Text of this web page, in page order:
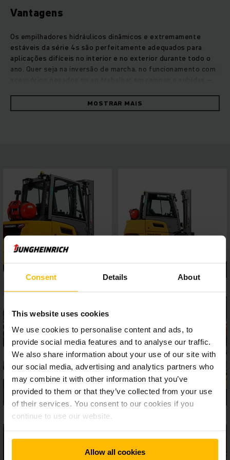
Consent Details About
This website uses cookies
We use cookies to personalise content and ads, to
provide social media features and to analyse our traffic.
We also share information about your use of our site with
our social media, advertising and analytics partners who
may combine it with other information that you’ve
provided to them or that they’ve collected from your use
of their services. You consent to our cookies if you
continue to use our website.
Allow all cookies
Vantagens
Os empilhadores hidráulicos dinâmicos e extremamente
estáveis da série 4s são perfeitamente adequados para
aplicações difíceis no interior e no exterior durante todo o
ano. Quer seja na inversão de marcha, no funcionamento com
estabilidade. Os equipamentos robustos convencem pela
manobrabilidade rápida e fiável com a máxima eficiência
de primeira classe. Um visor de 4 polegadas com cinco
programas de marcha selecionáveis e sistemas de
assistência facilmente conectáveis por interface permitem a
adaptação flexível a inúmeros requisitos de utilização,
enquanto o tejadilho panorâmico assegura a melhor
visibilidade geral. Assim, é garantido um trabalho seguro e
preciso em qualquer situação.
MOSTRAR MAIS